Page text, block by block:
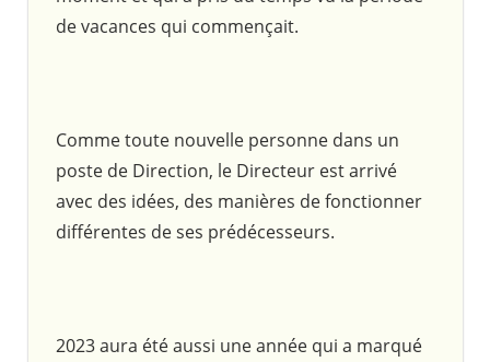
de vacances qui commençait.
Comme toute nouvelle personne dans un
poste de Direction, le Directeur est arrivé
avec des idées, des manières de fonctionner
différentes de ses prédécesseurs.
2023 aura été aussi une année qui a marqué